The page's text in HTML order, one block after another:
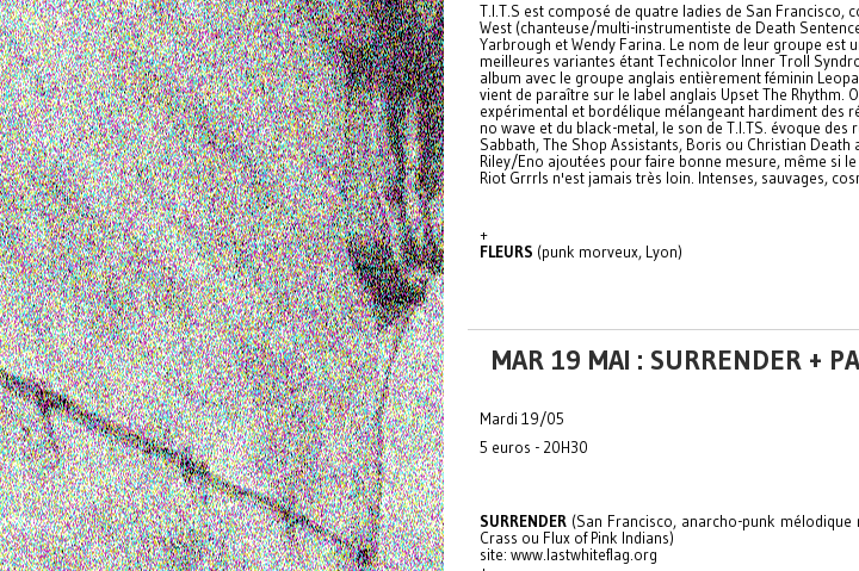
T.I.T.S est composé de quatre ladies de San Francisco,
West (chanteuse/multi-instrumentiste de Death
Yarbrough et Wendy Farina. Le nom de leur groupe est
meilleures variantes étant Technicolor Inner Troll
album avec le groupe anglais entièrement féminin
vient de paraître sur le label anglais Upset The Rhythm.
expérimental et bordélique mélangeant hardiment des
no wave et du black-metal, le son de T.I.TS. évoque des
Sabbath, The Shop Assistants, Boris ou Christian
Riley/Eno ajoutées pour faire bonne mesure, même si
Riot Grrrls n'est jamais très loin. Intenses, sauvages,
+
FLEURS (punk morveux, Lyon)
MAR 19 MAI : SURRENDER +
Mardi 19/05
5 euros - 20H30
SURRENDER (San Francisco, anarcho-punk
Crass ou Flux of Pink Indians)
site: www.lastwhiteflag.org